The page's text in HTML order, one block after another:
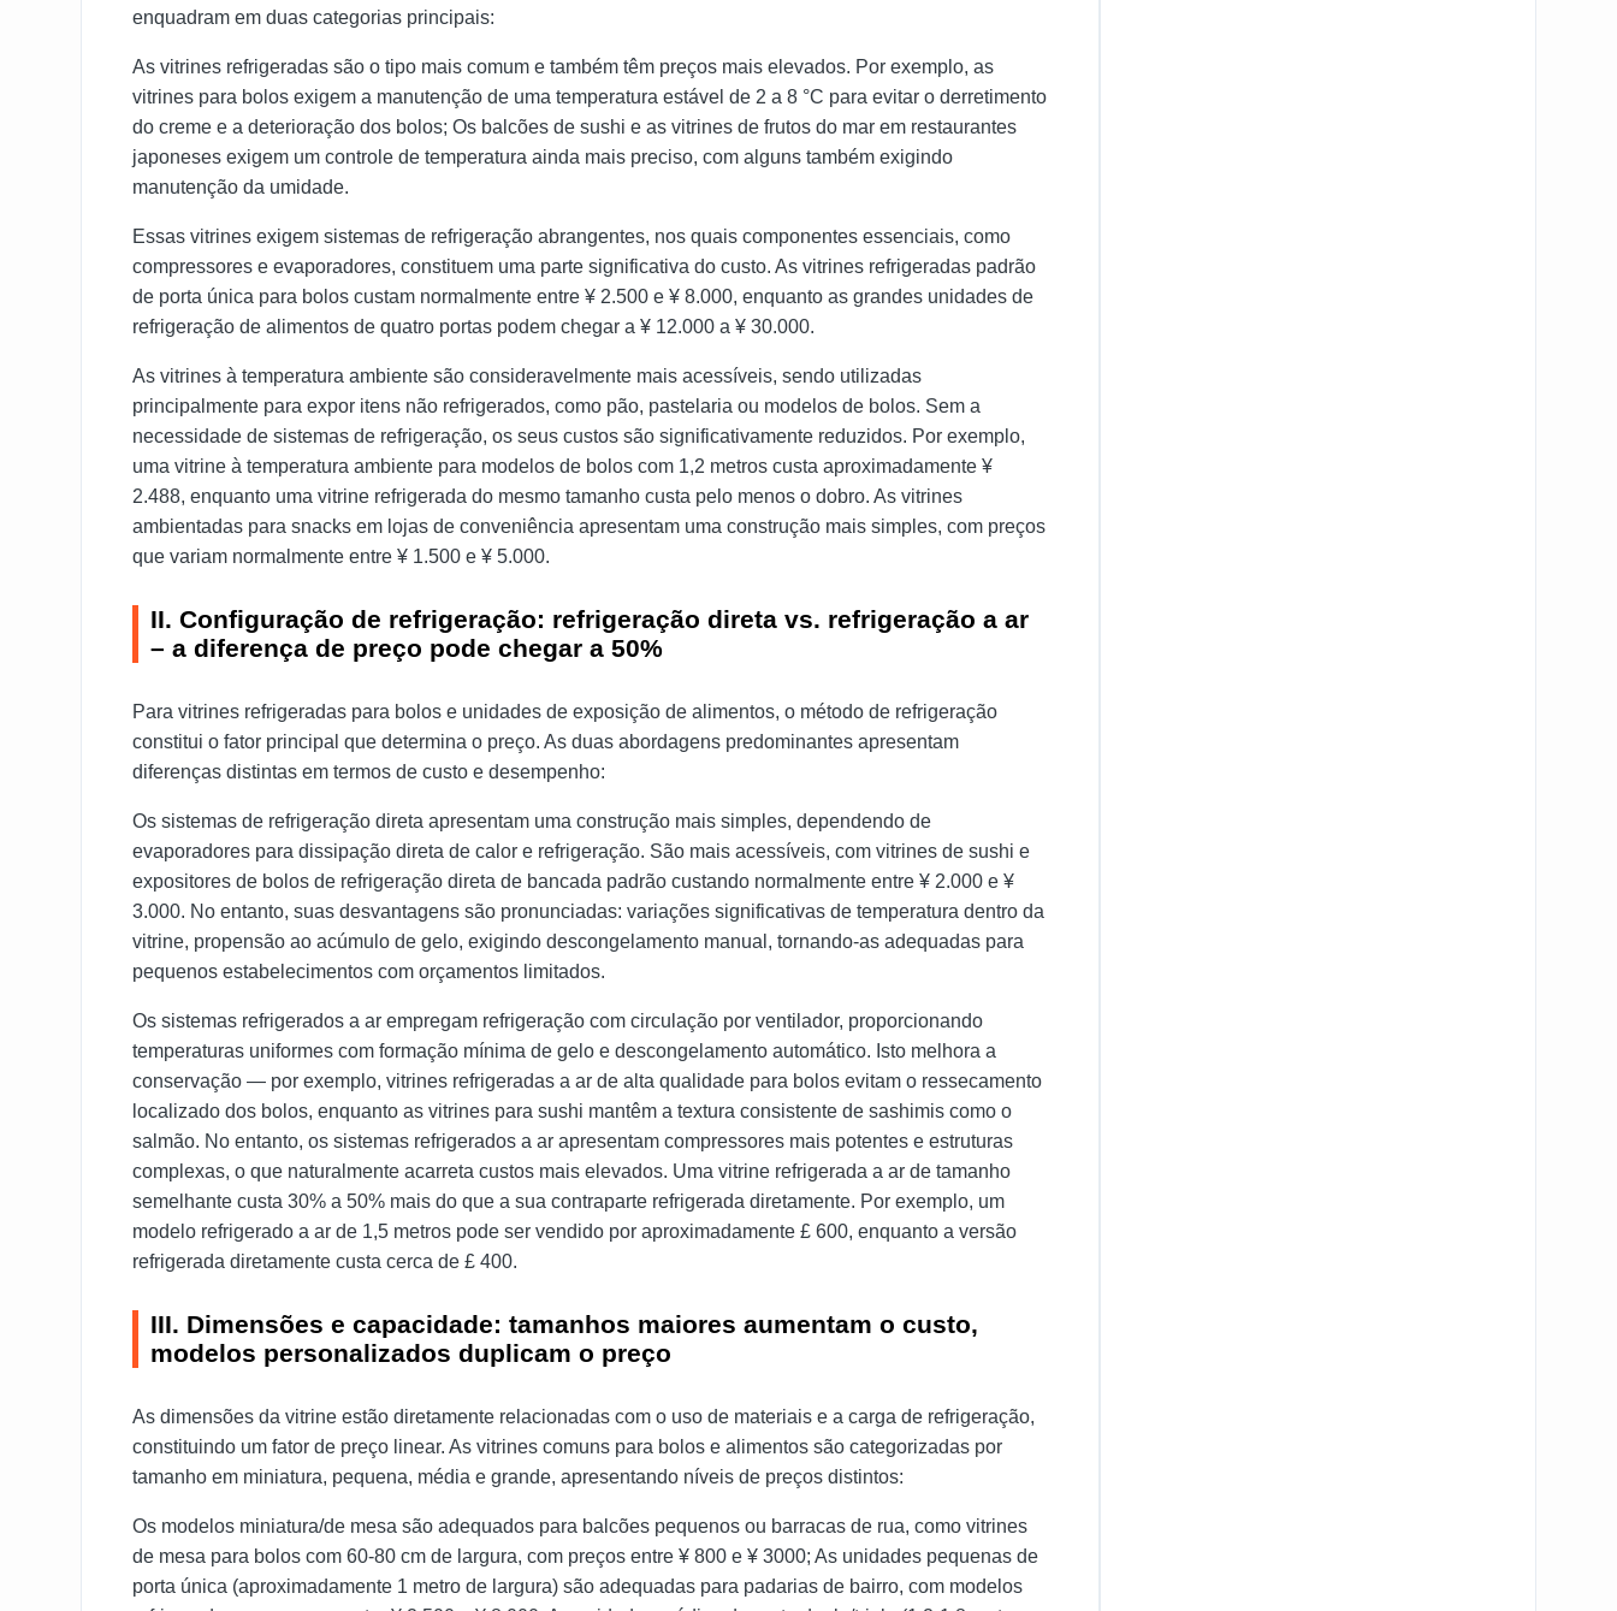
enquadram em duas categorias principais:
As vitrines refrigeradas são o tipo mais comum e também têm preços mais elevados. Por exemplo, as
vitrines para bolos exigem a manutenção de uma temperatura estável de 2 a 8 °C para evitar o derretimento
do creme e a deterioração dos bolos; Os balcões de sushi e as vitrines de frutos do mar em restaurantes
japoneses exigem um controle de temperatura ainda mais preciso, com alguns também exigindo
manutenção da umidade.
Essas vitrines exigem sistemas de refrigeração abrangentes, nos quais componentes essenciais, como
compressores e evaporadores, constituem uma parte significativa do custo. As vitrines refrigeradas padrão
de porta única para bolos custam normalmente entre ¥ 2.500 e ¥ 8.000, enquanto as grandes unidades de
refrigeração de alimentos de quatro portas podem chegar a ¥ 12.000 a ¥ 30.000.
As vitrines à temperatura ambiente são consideravelmente mais acessíveis, sendo utilizadas
principalmente para expor itens não refrigerados, como pão, pastelaria ou modelos de bolos. Sem a
necessidade de sistemas de refrigeração, os seus custos são significativamente reduzidos. Por exemplo,
uma vitrine à temperatura ambiente para modelos de bolos com 1,2 metros custa aproximadamente ¥
2.488, enquanto uma vitrine refrigerada do mesmo tamanho custa pelo menos o dobro. As vitrines
ambientadas para snacks em lojas de conveniência apresentam uma construção mais simples, com preços
que variam normalmente entre ¥ 1.500 e ¥ 5.000.
II. Configuração de refrigeração: refrigeração direta vs. refrigeração a ar
– a diferença de preço pode chegar a 50%
Para vitrines refrigeradas para bolos e unidades de exposição de alimentos, o método de refrigeração
constitui o fator principal que determina o preço. As duas abordagens predominantes apresentam
diferenças distintas em termos de custo e desempenho:
Os sistemas de refrigeração direta apresentam uma construção mais simples, dependendo de
evaporadores para dissipação direta de calor e refrigeração. São mais acessíveis, com vitrines de sushi e
expositores de bolos de refrigeração direta de bancada padrão custando normalmente entre ¥ 2.000 e ¥
3.000. No entanto, suas desvantagens são pronunciadas: variações significativas de temperatura dentro da
vitrine, propensão ao acúmulo de gelo, exigindo descongelamento manual, tornando-as adequadas para
pequenos estabelecimentos com orçamentos limitados.
Os sistemas refrigerados a ar empregam refrigeração com circulação por ventilador, proporcionando
temperaturas uniformes com formação mínima de gelo e descongelamento automático. Isto melhora a
conservação — por exemplo, vitrines refrigeradas a ar de alta qualidade para bolos evitam o ressecamento
localizado dos bolos, enquanto as vitrines para sushi mantêm a textura consistente de sashimis como o
salmão. No entanto, os sistemas refrigerados a ar apresentam compressores mais potentes e estruturas
complexas, o que naturalmente acarreta custos mais elevados. Uma vitrine refrigerada a ar de tamanho
semelhante custa 30% a 50% mais do que a sua contraparte refrigerada diretamente. Por exemplo, um
modelo refrigerado a ar de 1,5 metros pode ser vendido por aproximadamente £ 600, enquanto a versão
refrigerada diretamente custa cerca de £ 400.
III. Dimensões e capacidade: tamanhos maiores aumentam o custo,
modelos personalizados duplicam o preço
As dimensões da vitrine estão diretamente relacionadas com o uso de materiais e a carga de refrigeração,
constituindo um fator de preço linear. As vitrines comuns para bolos e alimentos são categorizadas por
tamanho em miniatura, pequena, média e grande, apresentando níveis de preços distintos:
Os modelos miniatura/de mesa são adequados para balcões pequenos ou barracas de rua, como vitrines
de mesa para bolos com 60-80 cm de largura, com preços entre ¥ 800 e ¥ 3000; As unidades pequenas de
porta única (aproximadamente 1 metro de largura) são adequadas para padarias de bairro, com modelos